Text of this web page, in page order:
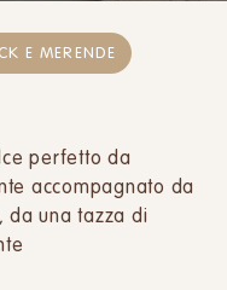
E MERENDE
perfetto da
accompagnato da
da una tazza di